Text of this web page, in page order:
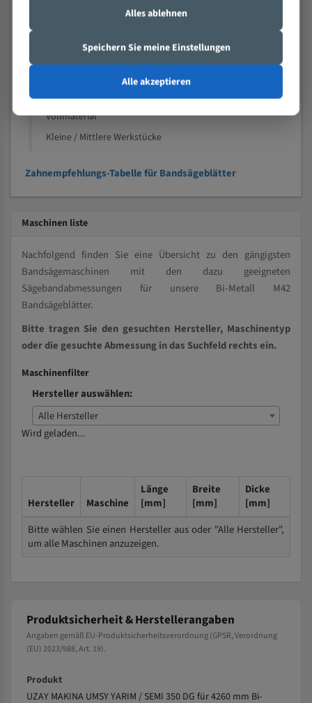
Nichteisenmetalle
Speziell entwickelt für Profile / Rohre
Kleine und mittlere Profile / Kleine Durchmesser
Vollmaterial
Kleine / Mittlere Werkstücke
Zahnempfehlungs-Tabelle für Bandsägeblätter
Maschinen liste
Nachfolgend finden Sie eine Übersicht zu den gängigsten
Bandsägemaschinen mit den dazu geeigneten
Sägebandabmessungen für unsere Bi-Metall M42
Bandsägeblätter.
Bitte tragen Sie den gesuchten Hersteller, Maschinentyp
oder die gesuchte Abmessung in das Suchfeld rechts ein.
Maschinenfilter
Hersteller auswählen:
Alle Hersteller
Wird geladen...
Hersteller Maschine
Länge
[mm]
Breite
[mm]
Dicke
[mm]
Bitte wählen Sie einen Hersteller aus oder "Alle Hersteller",
um alle Maschinen anzuzeigen.
Produktsicherheit & Herstellerangaben
Angaben gemäß EU-Produktsicherheitsverordnung (GPSR, Verordnung
(EU) 2023/988, Art. 19).
Produkt
UZAY MAKINA UMSY YARIM / SEMI 350 DG für 4260 mm Bi-
Alles ablehnen
Speichern Sie meine Einstellungen
Alle akzeptieren